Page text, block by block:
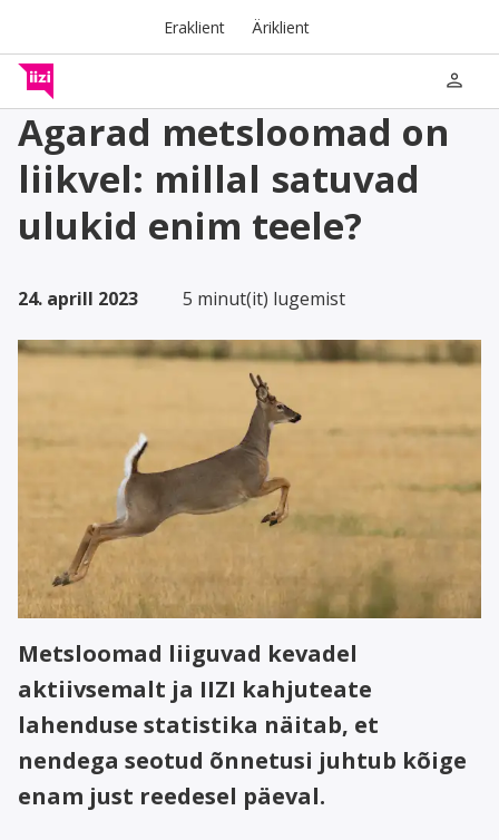
Eraklient Äriklient
person
Agarad metsloomad on
liikvel: millal satuvad
ulukid enim teele?
24. aprill 2023 5 minut(it) lugemist
Metsloomad liiguvad kevadel
aktiivsemalt ja IIZI kahjuteate
lahenduse statistika näitab, et
nendega seotud õnnetusi juhtub kõige
enam just reedesel päeval.